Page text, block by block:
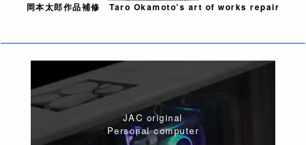
岡本太郎作品補修 Taro Okamoto's art of works repair
JAC original
Personal computer